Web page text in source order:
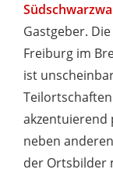
Gastgeber.
Freiburg im
ist
akzentuierend
neben
der Ortsbilder